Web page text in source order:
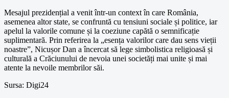
Mesajul prezidențial a venit într-un context în care România,
asemenea altor state, se confruntă cu tensiuni sociale și politice, iar
apelul la valorile comune și la coeziune capătă o semnificație
suplimentară. Prin referirea la „esența valorilor care dau sens vieții
noastre”, Nicușor Dan a încercat să lege simbolistica religioasă și
culturală a Crăciunului de nevoia unei societăți mai unite și mai
atente la nevoile membrilor săi.
Sursa: Digi24